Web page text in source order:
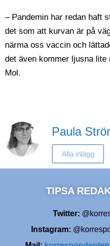
– Pandemin har redan haft
det som att kurvan är på
närma oss vaccin och
det även kommer ljusna
Mol.
Paula
Alla inlägg
TIPSA
Twitter:
Instagram: